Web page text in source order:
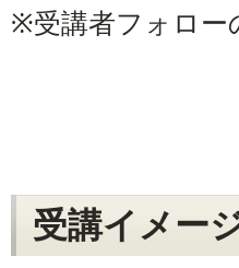
※受講者フォロー
受講イメー